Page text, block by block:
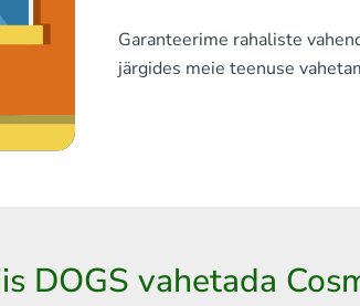
Garanteerime rahaliste
järgides meie teenuse
DOGS vahetada